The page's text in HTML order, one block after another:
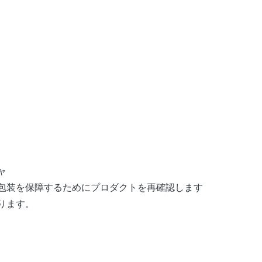
装を保障するためにプロダクトを再確認します
す。